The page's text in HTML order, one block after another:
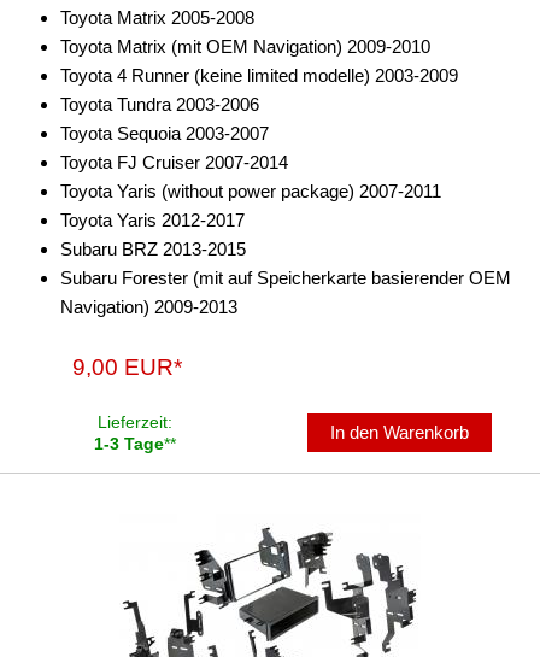
CAN-BUS-Adapter
Cinch-Kabel
DAB+
Entriegelung
Entstörmaterial
Ersatzteile
Fahrzeughalter
Fernbedienungen
Freisprechadapter
kabellos Laden
Toyota Matrix 2005-2008
Toyota Matrix (mit OEM Navigation) 2009-2010
Toyota 4 Runner (keine limited modelle) 2003-2009
Toyota Tundra 2003-2006
Toyota Sequoia 2003-2007
Toyota FJ Cruiser 2007-2014
Toyota Yaris (without power package) 2007-2011
Toyota Yaris 2012-2017
Subaru BRZ 2013-2015
Subaru Forester (mit auf Speicherkarte basierender OEM
Navigation) 2009-2013
9,00 EUR*
Lieferzeit:
1-3 Tage**
In den Warenkorb